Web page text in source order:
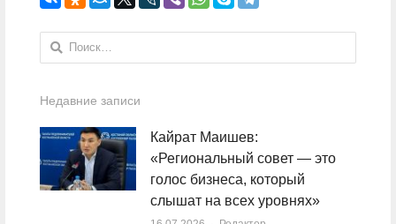
Найти:
Недавние записи
Кайрат Маишев:
«Региональный совет — это
голос бизнеса, который
слышат на всех уровнях»